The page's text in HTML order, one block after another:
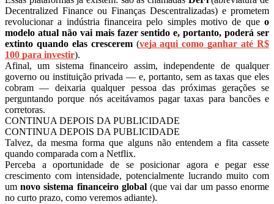
Decentralized Finance ou Finanças Descentralizadas) e prometem
revolucionar a indústria financeira pelo simples motivo de que o
modelo atual não vai mais fazer sentido e, portanto, poderá ser
extinto quando elas crescerem(veja aqui como ganhar até R$
100 para investir).
Afinal, um sistema financeiro assim, independente de qualquer
governo ou instituição privada — e, portanto, sem as taxas que eles
cobram — deixaria qualquer pessoa das próximas gerações se
perguntando porque nós aceitávamos pagar taxas para bancões e
corretoras.
CONTINUA DEPOIS DA PUBLICIDADE
CONTINUA DEPOIS DA PUBLICIDADE
Talvez, da mesma forma que alguns não entendem a fita cassete
quando comparada com a Netflix.
Perceba a oportunidade de se posicionar agora e pegar esse
crescimento com intensidade, potencialmente lucrando muito com
umnovo sistema financeiro global(que vai dar um passo enorme
no curto prazo, como veremos adiante).